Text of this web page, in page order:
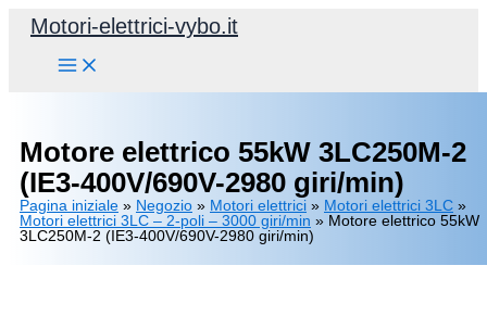
VaiMotori-elettrici-vybo.it
Motore elettrico 55kW 3LC250M-2
(IE3-400V/690V-2980 giri/min)
Pagina iniziale » Negozio » Motori elettrici » Motori elettrici 3LC »
Motori elettrici 3LC – 2-poli – 3000 giri/min » Motore elettrico 55kW
3LC250M-2 (IE3-400V/690V-2980 giri/min)